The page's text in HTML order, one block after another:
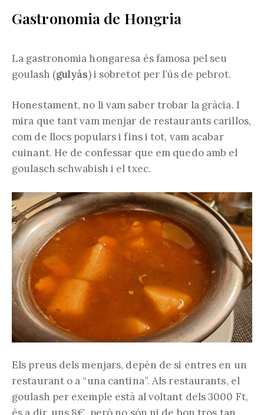
Gastronomia de Hongria
La gastronomia hongaresa és famosa pel seu
goulash (gulyás) i sobretot per l’ús de pebrot.
Honestament, no li vam saber trobar la gràcia. I
mira que tant vam menjar de restaurants carillos,
com de llocs populars i fins i tot, vam acabar
cuinant. He de confessar que em quedo amb el
goulasch schwabish i el txec.
Els preus dels menjars, depèn de si entres en un
restaurant o a “una cantina”. Als restaurants, el
goulash per exemple està al voltant dels 3000 Ft,